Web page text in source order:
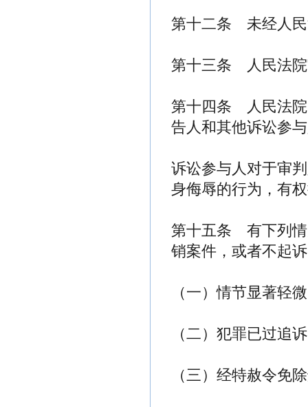
第十二条 未经人民
第十三条 人民法院
第十四条 人民法院
告人和其他诉讼参
诉讼参与人对于审
身侮辱的行为，有
第十五条 有下列情
销案件，或者不起
（一）情节显著轻
（二）犯罪已过追
（三）经特赦令免